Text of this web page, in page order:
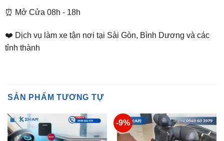
❤️ Dịch vụ làm xe tận nơi tại Sài Gòn, Bình Dương và các